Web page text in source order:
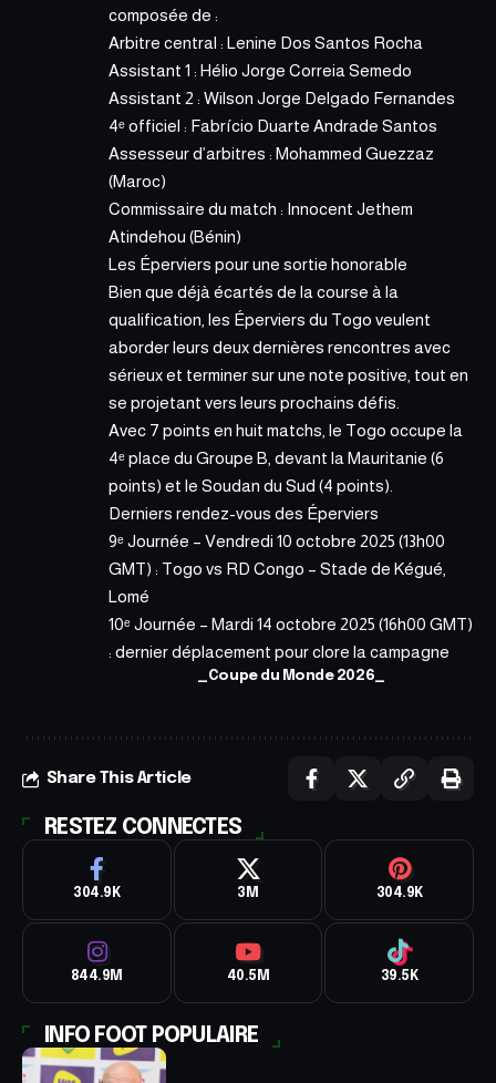
composée de :
Arbitre central : Lenine Dos Santos Rocha
Assistant 1 : Hélio Jorge Correia Semedo
Assistant 2 : Wilson Jorge Delgado Fernandes
4ᵉ officiel : Fabrício Duarte Andrade Santos
Assesseur d’arbitres : Mohammed Guezzaz
(Maroc)
Commissaire du match : Innocent Jethem
Atindehou (Bénin)
Les Éperviers pour une sortie honorable
Bien que déjà écartés de la course à la
qualification, les Éperviers du Togo veulent
aborder leurs deux dernières rencontres avec
sérieux et terminer sur une note positive, tout en
se projetant vers leurs prochains défis.
Avec 7 points en huit matchs, le Togo occupe la
4ᵉ place du Groupe B, devant la Mauritanie (6
points) et le Soudan du Sud (4 points).
Derniers rendez-vous des Éperviers
9ᵉ Journée – Vendredi 10 octobre 2025 (13h00
GMT) : Togo vs RD Congo – Stade de Kégué,
Lomé
10ᵉ Journée – Mardi 14 octobre 2025 (16h00 GMT)
: dernier déplacement pour clore la campagne
_Coupe du Monde 2026_
Share This Article
RESTEZ CONNECTES
304.9K 3M 304.9K
844.9M 40.5M 39.5K
INFO FOOT POPULAIRE